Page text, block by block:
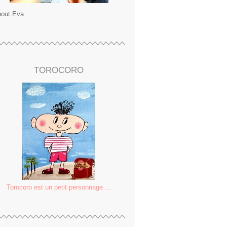
Eva
TOROCORO
Torocoro est un petit personnage ...